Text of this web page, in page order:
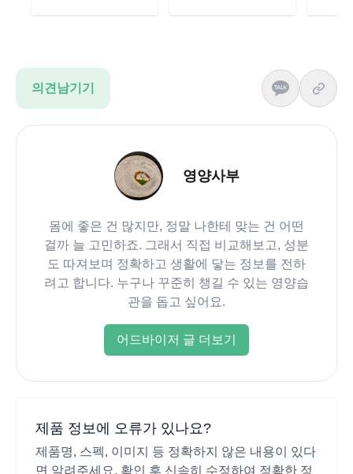
의견남기기
영양사부
몸에 좋은 건 많지만, 정말 나한테 맞는 건 어떤
걸까 늘 고민하죠. 그래서 직접 비교해보고, 성분
도 따져보며 정확하고 생활에 닿는 정보를 전하
려고 합니다. 누구나 꾸준히 챙길 수 있는 영양습
관을 돕고 싶어요.
어드바이저 글 더보기
제품 정보에 오류가 있나요?
제품명, 스펙, 이미지 등 정확하지 않은 내용이 있다
면 알려주세요. 확인 후 신속히 수정하여 정확한 정